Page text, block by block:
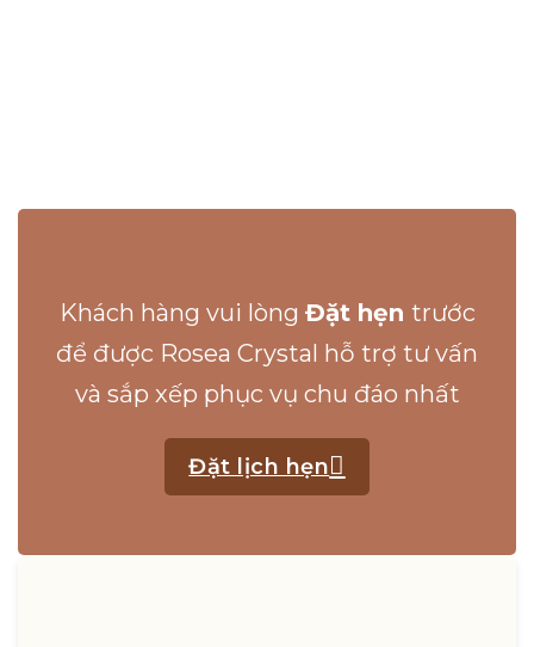
Khách hàng vui lòng Đặt hẹn trước
để được Rosea Crystal hỗ trợ tư vấn
và sắp xếp phục vụ chu đáo nhất
Đặt lịch hẹn